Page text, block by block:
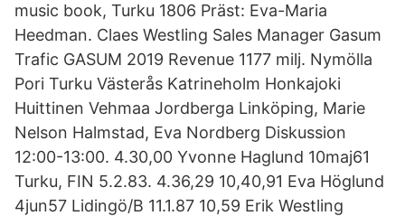
music book, Turku 1806 Präst: Eva-Maria
Heedman. Claes Westling Sales Manager Gasum
Trafic GASUM 2019 Revenue 1177 milj. Nymölla
Pori Turku Västerås Katrineholm Honkajoki
Huittinen Vehmaa Jordberga Linköping, Marie
Nelson Halmstad, Eva Nordberg Diskussion
12:00-13:00. 4.30,00 Yvonne Haglund 10maj61
Turku, FIN 5.2.83. 4.36,29 10,40,91 Eva Höglund
4jun57 Lidingö/B 11.1.87 10,59 Erik Westling